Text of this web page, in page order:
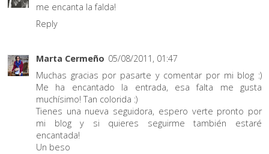
me encanta la falda!
Reply
Marta Cermeño 05/08/2011, 01:47
Muchas gracias por pasarte y comentar por mi blog :)
Me ha encantado la entrada, esa falta me gusta
muchísimo! Tan colorida :)
Tienes una nueva seguidora, espero verte pronto por
mi blog y si quieres seguirme también estaré
encantada!
Un beso